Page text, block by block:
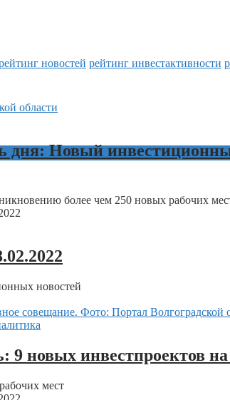
новостей рейтинг инвестактивности
дня: Новый
более чем 250 новых рабочих
новостей
9 новых инвестпроектов
мест